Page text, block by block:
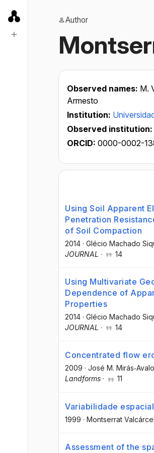
Author
Observed names: M.
Armesto
Institution:
Observed institution:
ORCID: 0000-0002-
Using Soil Apparent
Penetration
of Soil Compaction
2014 · Glécio Machado
JOURNAL · 14
Using Multivariate
Dependence of
Properties
2014 · Glécio Machado
JOURNAL · 14
Concentrated flow
2009 · José M.
Landforms · 11
Variabilidade
1999 · Montserrat
Assessment of the